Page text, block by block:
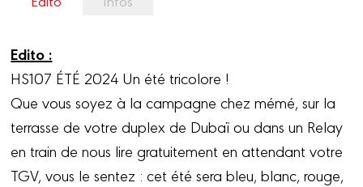
Edito :
HS107 ÉTÉ 2024 Un été tricolore !
Que vous soyez à la campagne chez mémé, sur la
terrasse de votre duplex de Dubaï ou dans un Relay
en train de nous lire gratuitement en attendant votre
TGV, vous le sentez : cet été sera bleu, blanc, rouge,